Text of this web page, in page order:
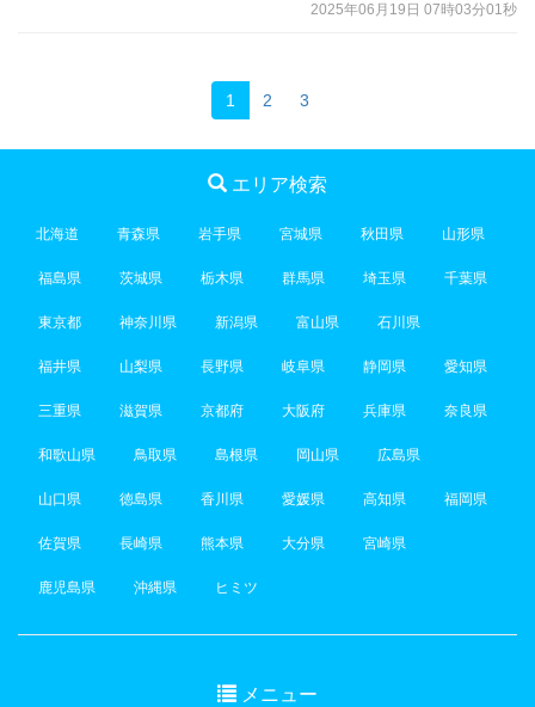
2025年06月19日 07時03分01秒
1 2 3
エリア検索
北海道 青森県 岩手県 宮城県 秋田県 山形県
福島県 茨城県 栃木県 群馬県 埼玉県 千葉県
東京都 神奈川県 新潟県 富山県 石川県
福井県 山梨県 長野県 岐阜県 静岡県 愛知県
三重県 滋賀県 京都府 大阪府 兵庫県 奈良県
和歌山県 鳥取県 島根県 岡山県 広島県
山口県 徳島県 香川県 愛媛県 高知県 福岡県
佐賀県 長崎県 熊本県 大分県 宮崎県
鹿児島県 沖縄県 ヒミツ
メニュー